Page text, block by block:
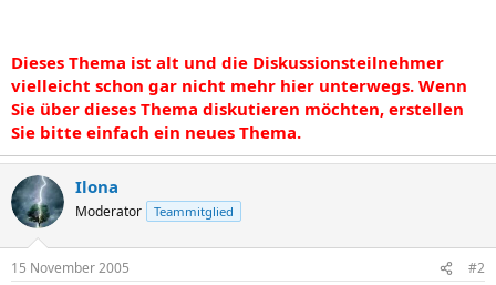
Dieses Thema ist alt und die Diskussionsteilnehmer
vielleicht schon gar nicht mehr hier unterwegs. Wenn
Sie über dieses Thema diskutieren möchten, erstellen
Sie bitte einfach ein neues Thema.
Ilona
Moderator Teammitglied
15 November 2005 #2